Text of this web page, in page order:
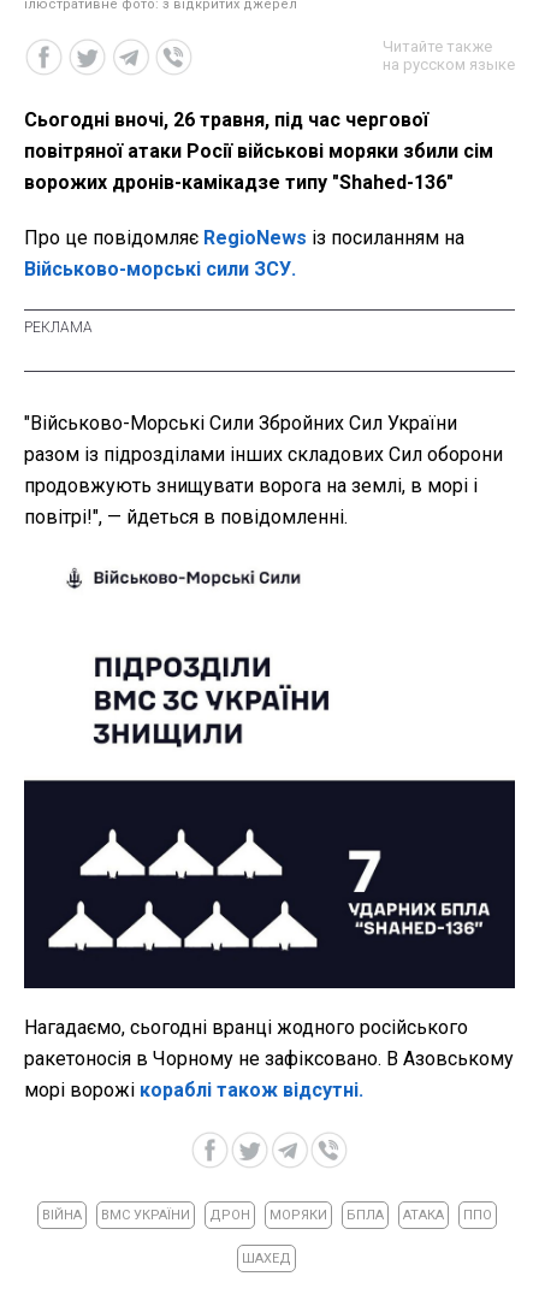
ілюстративне фото: з відкритих джерел
Читайте также
на русском языке
Сьогодні вночі, 26 травня, під час чергової
повітряної атаки Росії військові моряки збили сім
ворожих дронів-камікадзе типу "Shahed-136"
Про це повідомляє RegioNews із посиланням на
Військово-морські сили ЗСУ.
"Військово-Морські Сили Збройних Сил України
разом із підрозділами інших складових Сил оборони
продовжують знищувати ворога на землі, в морі і
повітрі!", — йдеться в повідомленні.
Нагадаємо, сьогодні вранці жодного російського
ракетоносія в Чорному не зафіксовано. В Азовському
морі ворожі кораблі також відсутні.
ВІЙНА ВМС УКРАЇНИ ДРОН МОРЯКИ БПЛА АТАКА ППО
ШАХЕД